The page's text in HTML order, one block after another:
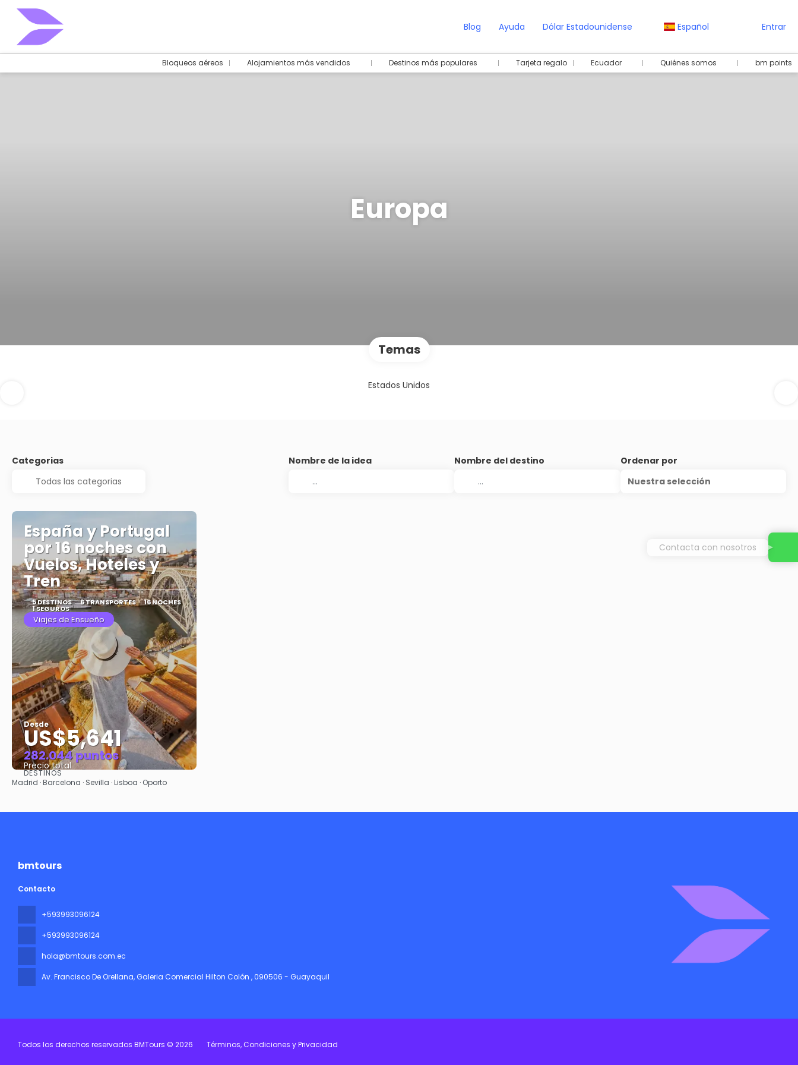
Blog Ayuda Dólar Estadounidense Español Entrar
Bloqueos aéreos Alojamientos más vendidos Destinos más populares Tarjeta regalo Ecuador Quiénes somos bm points
Europa
Temas
Estados Unidos
Categorias Nombre de la idea Nombre del destino
Ordenar por
Nuestra selección
España y Portugal
por 16 noches con
Vuelos, Hoteles y
Tren
5 DESTINOS 6 TRANSPORTES 16 NOCHES
1 SEGUROS
Viajes de Ensueño
Desde
US$5,641
282.044 puntos
Precio total
Ver
DESTINOS
Madrid · Barcelona · Sevilla · Lisboa · Oporto
bmtours
Contacto
+593993096124
+593993096124
hola@bmtours.com.ec
Av. Francisco De Orellana, Galeria Comercial Hilton Colón , 090506 - Guayaquil
Todos los derechos reservados BMTours © 2026 Términos, Condiciones y Privacidad
Contacta con nosotros